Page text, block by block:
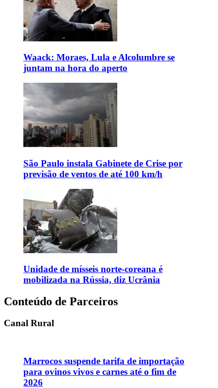
Waack: Moraes, Lula e Alcolumbre se
juntam na hora do aperto
São Paulo instala Gabinete de Crise por
previsão de ventos de até 100 km/h
Unidade de mísseis norte-coreana é
mobilizada na Rússia, diz Ucrânia
Conteúdo de Parceiros
Canal Rural
Marrocos suspende tarifa de importação
para ovinos vivos e carnes até o fim de
2026